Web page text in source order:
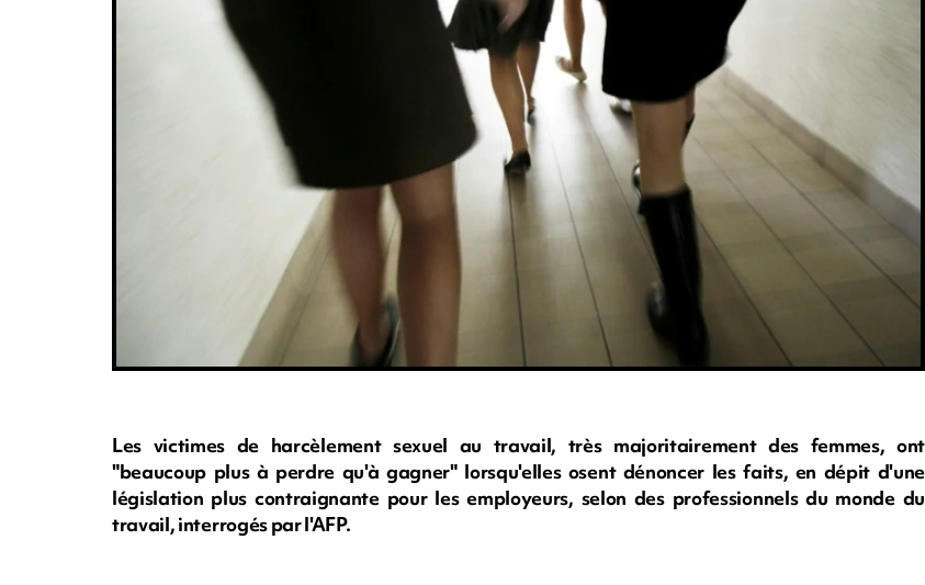
Les victimes de harcèlement sexuel au travail, très majoritairement des femmes, ont
"beaucoup plus à perdre qu'à gagner" lorsqu'elles osent dénoncer les faits, en dépit d'une
législation plus contraignante pour les employeurs, selon des professionnels du monde du
travail, interrogés par l'AFP.